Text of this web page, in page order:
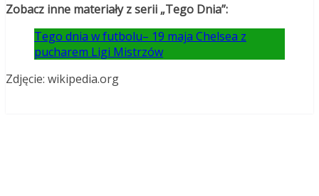
Zobacz inne materiały z serii „Tego Dnia”:
Tego dnia w futbolu– 19 maja Chelsea z
pucharem Ligi Mistrzów
Zdjęcie: wikipedia.org